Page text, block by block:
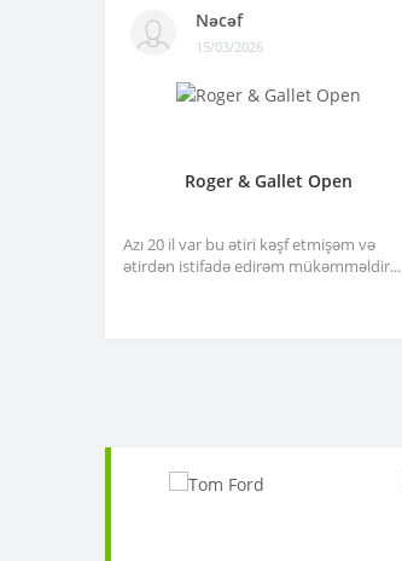
Nəcəf
15/03/2026
Roger & Gallet Open
Azı 20 il var bu ətiri kəşf etmişəm və
ətirdən istifadə edirəm mükəmməldir...